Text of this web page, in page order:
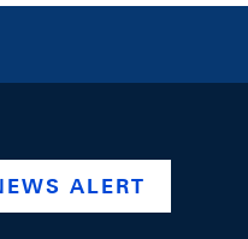
company/swiss-
ALERT